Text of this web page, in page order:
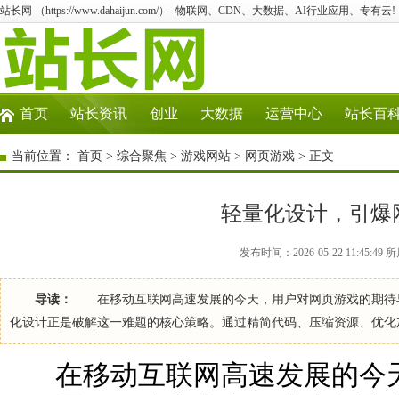
站长网 （https://www.dahaijun.com/）- 物联网、CDN、大数据、AI行业应用、专有云!
首页 站长资讯 创业 大数据 运营中心 站长百
当前位置： 首页 > 综合聚焦 > 游戏网站 > 网页游戏 > 正文
轻量化设计，引
发布时间：2026-05-22 11:45:49
导读：
在移动互联网高速发展的今天，用户对网页游戏的期待
化设计正是破解这一难题的核心策略。通过精简代码、压缩资源、优
在移动互联网高速发展的今